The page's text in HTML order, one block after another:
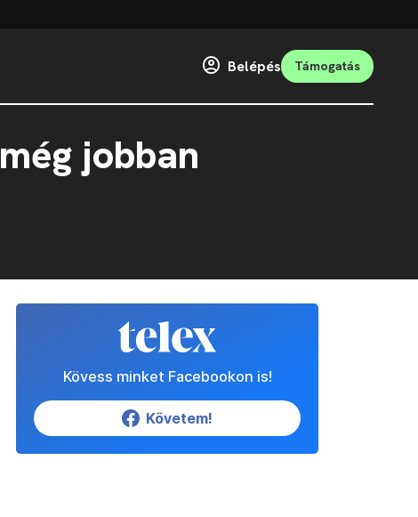
Belépés Támogatás
jobban
Kövess minket Facebookon is!
Követem!